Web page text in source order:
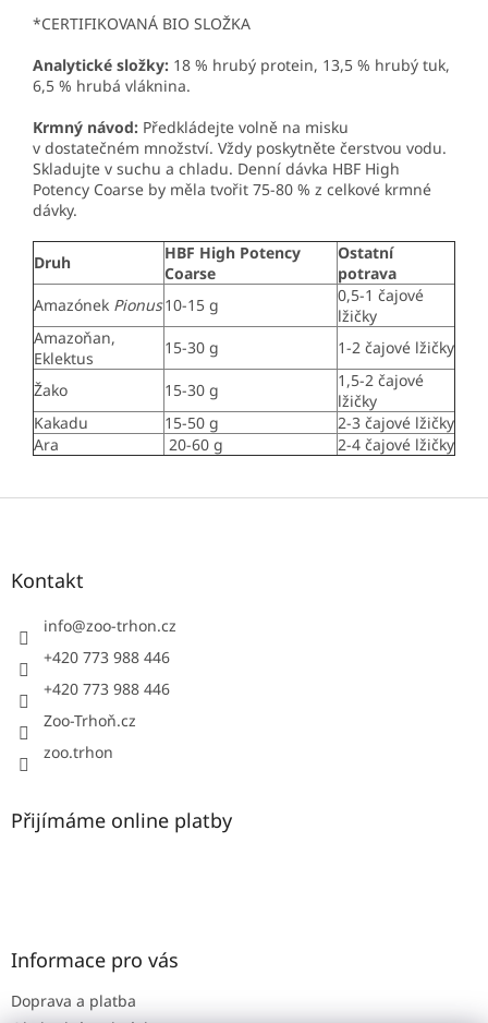
*CERTIFIKOVANÁ BIO SLOŽKA
Analytické složky: 18 % hrubý protein, 13,5 % hrubý tuk,
6,5 % hrubá vláknina.
Krmný návod: Předkládejte volně na misku
v dostatečném množství. Vždy poskytněte čerstvou vodu.
Skladujte v suchu a chladu. Denní dávka HBF High
Potency Coarse by měla tvořit 75-80 % z celkové krmné
dávky.
Druh
HBF High Potency
Coarse
Ostatní
potrava
Amazónek Pionus10-15 g
0,5-1 čajové
lžičky
Amazoňan,
Eklektus
15-30 g 1-2 čajové lžičky
Žako 15-30 g
1,5-2 čajové
lžičky
Kakadu
15-50 g
2-3 čajové lžičky
Ara
20-60 g 2-4 čajové lžičky
Z
Kontakt
info@zoo-trhon.cz
+420 773 988 446
+420 773 988 446
Zoo-Trhoň.cz
zoo.trhon
Přijímáme online platby
Informace pro vás
Doprava a platba